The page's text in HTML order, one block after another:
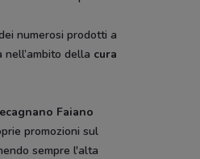
numerosi prodotti a
della cura
Faiano
promozioni sul
sempre l'alta